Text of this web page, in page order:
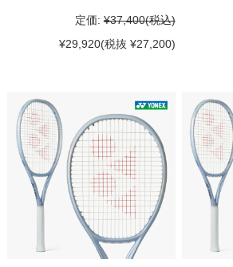
定価: ¥37,400(税込)
¥29,920(税抜 ¥27,200)